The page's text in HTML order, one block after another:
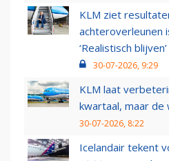
KLM ziet
achteroverleunen
‘Realistisch blijven’
30-07-2026, 9:29
KLM laat
kwartaal, maar de
30-07-2026, 8:22
Icelandair tekent